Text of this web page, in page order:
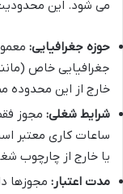
می شود. این
حوزه جغرافیایی:
جغرافیایی خاص
خارج از این محدوده
شرایط شغلی: مجوز
ساعات کاری معتبر
یا خارج از چارچوب
مدت اعتبار: مجوزها